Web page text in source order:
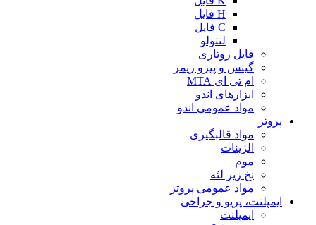
H فایل
C فایل
لنتولو
فایل روتاری
گیتس و پیزو ریمر
ام تی ای MTA
ابزارهای اندو
مواد عمومی اندو
پروتز
مواد قالبگیری
الژینات
موم
نخ زیر لثه
مواد عمومی پروتز
ایمپلنت، پریو و جراحی
ایمپلنت